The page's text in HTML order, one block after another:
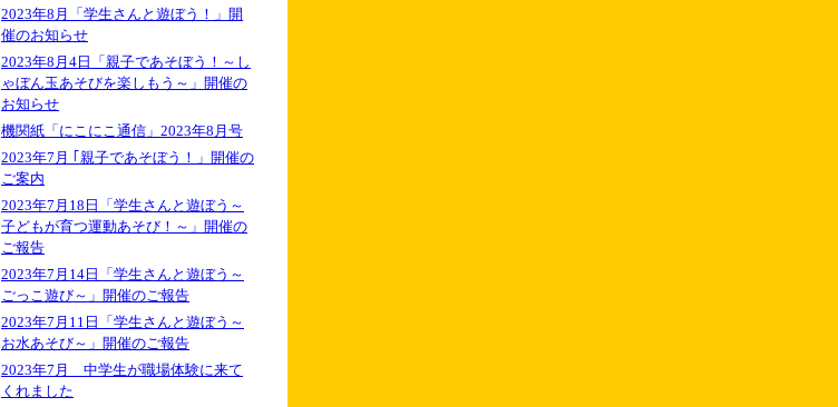
2023年8月「学生さんと遊ぼう！」開
催のお知らせ
2023年8月4日「親子であそぼう！～し
ゃぼん玉あそびを楽しもう～」開催の
お知らせ
機関紙「にこにこ通信」2023年8月号
2023年7月 ｢親子であそぼう！」開催の
ご案内
2023年7月18日「学生さんと遊ぼう～
子どもが育つ運動あそび！～」開催の
ご報告
2023年7月14日「学生さんと遊ぼう～
ごっこ遊び～」開催のご報告
2023年7月11日「学生さんと遊ぼう～
お水あそび～」開催のご報告
2023年7月 中学生が職場体験に来て
くれました